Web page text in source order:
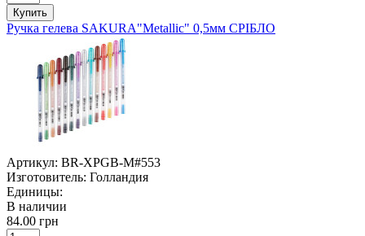
Купить
Ручка гелева SAKURA"Metallic" 0,5мм СРІБЛО
Артикул: BR-XPGB-M#553
Изготовитель: Голландия
Единицы:
В наличии
84.00 грн